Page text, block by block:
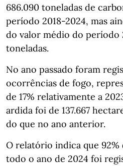
686.090 toneladas de
período 2018-2024, mas
do valor médio do período
toneladas.
No ano passado foram
ocorrências de fogo,
de 17% relativamente a
ardida foi de 137.667
do que no ano anterior.
O relatório indica que 92%
todo o ano de 2024 foi